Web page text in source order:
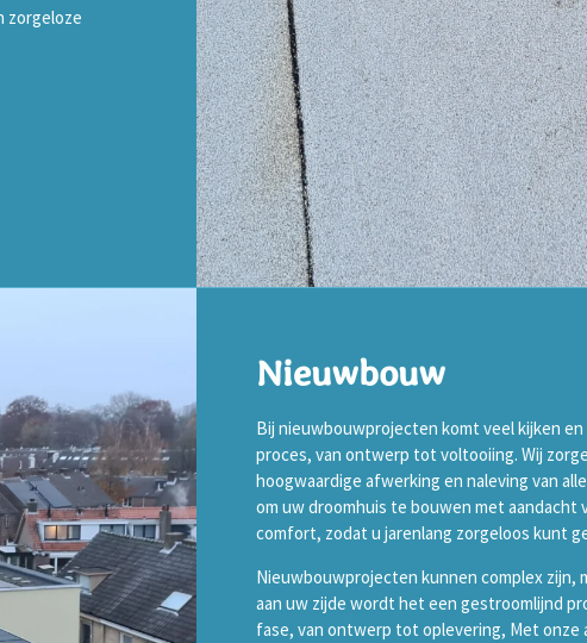
zorgeloze
Nieuwbouw
Bij nieuwbouwprojecten komt veel kijken
proces, van ontwerp tot voltooiing. Wij
hoogwaardige afwerking en naleving van
om uw droomhuis te bouwen met aandacht
comfort, zodat u jarenlang zorgeloos kunt
Nieuwbouwprojecten kunnen complex zijn,
aan uw zijde wordt het een gestroomlijnd
fase, van ontwerp tot oplevering, Met onze